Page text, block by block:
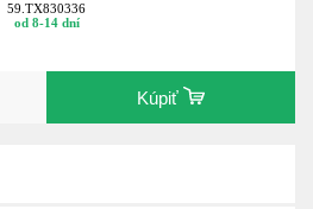
59.TX830336
od 8-14 dní
Kúpiť